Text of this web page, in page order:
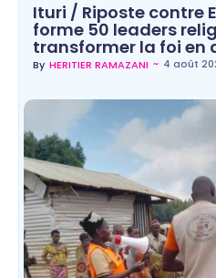
Ituri / Riposte contre
forme 50 leaders
transformer la foi en
By HERITIER RAMAZANI ~ 4 août